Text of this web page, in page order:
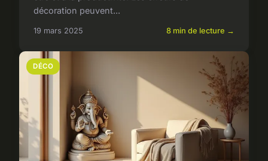
décoration peuvent...
19 mars 2025 8 min de lecture →
DÉCO